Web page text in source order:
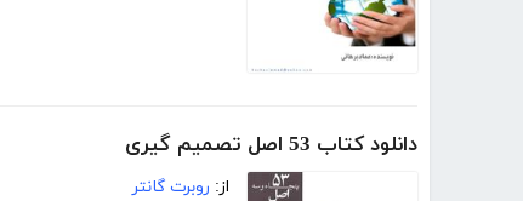
دانلود کتاب 53 اصل تصمیم گیری
از: روبرت گانتر